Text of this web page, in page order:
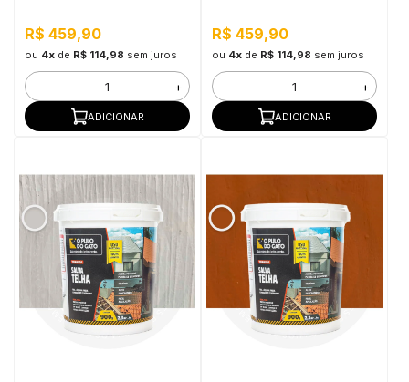
R$ 459,90
ou 4xde R$ 114,98 sem juros
- +
ADICIONAR
R$ 459,90
ou 4xde R$ 114,98 sem juros
- +
ADICIONAR